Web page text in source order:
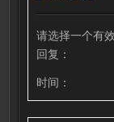
请选择一个有
回复：
时间：